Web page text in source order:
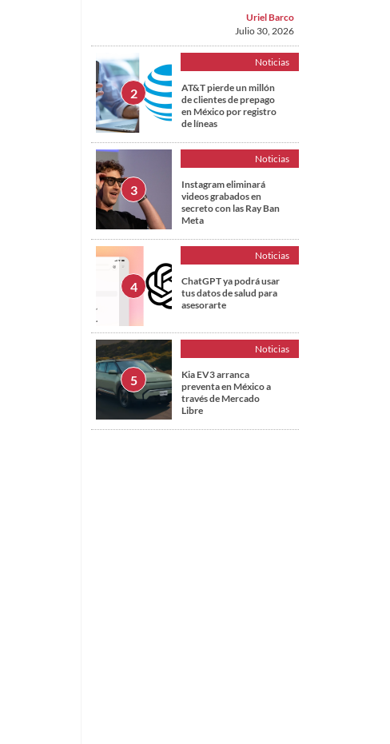
Uriel Barco
Julio 30, 2026
Noticias
AT&T pierde un millón
de clientes de prepago
en México por registro
de líneas
Noticias
Instagram eliminará
videos grabados en
secreto con las Ray Ban
Meta
Noticias
ChatGPT ya podrá usar
tus datos de salud para
asesorarte
Noticias
Kia EV3 arranca
preventa en México a
través de Mercado
Libre